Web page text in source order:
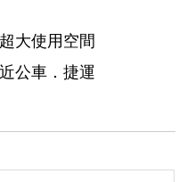
超大使用空間
近公車．捷運